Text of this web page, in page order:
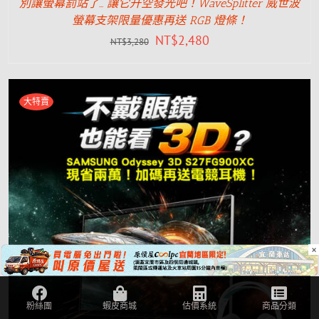
別讓螢幕罰站了… 讓它升空發光吧！WaveSplitter 威世波
螢幕支架限量優惠再送 RGB 燈條！
NT$3,280 NT$2,480
大特賣
×